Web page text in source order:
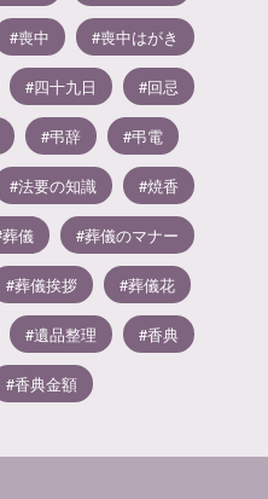
喪中 喪中はがき
四十九日 回忌
弔辞 弔電
法要の知識 焼香
葬儀 葬儀のマナー
葬儀挨拶 葬儀花
遺品整理 香典
香典金額